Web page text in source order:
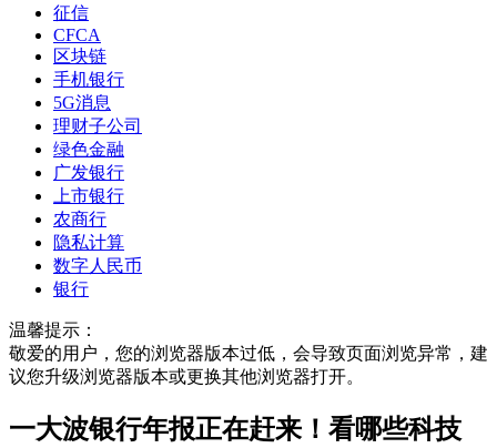
征信
CFCA
区块链
手机银行
5G消息
理财子公司
绿色金融
广发银行
上市银行
农商行
隐私计算
数字人民币
银行
温馨提示：
敬爱的用户，您的浏览器版本过低，会导致页面浏览异常，建
议您升级浏览器版本或更换其他浏览器打开。
一大波银行年报正在赶来！看哪些科技